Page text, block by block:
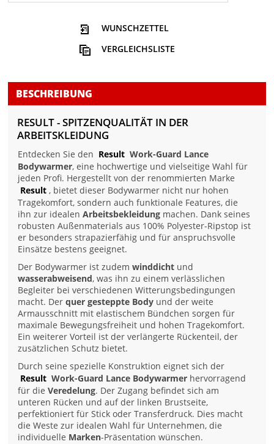
WUNSCHZETTEL
VERGLEICHSLISTE
BESCHREIBUNG
RESULT - SPITZENQUALITÄT IN DER
ARBEITSKLEIDUNG
Entdecken Sie den Result Work-Guard Lance
Bodywarmer, eine hochwertige und vielseitige Wahl für
jeden Profi. Hergestellt von der renommierten Marke
Result , bietet dieser Bodywarmer nicht nur hohen
Tragekomfort, sondern auch funktionale Features, die
ihn zur idealenArbeitsbekleidung machen. Dank seines
robusten Außenmaterials aus 100% Polyester-Ripstop ist
er besonders strapazierfähig und für anspruchsvolle
Einsätze bestens geeignet.
Der Bodywarmer ist zudemwinddicht und
wasserabweisend, was ihn zu einem verlässlichen
Begleiter bei verschiedenen Witterungsbedingungen
macht. Derquer gesteppte Body und der weite
Armausschnitt mit elastischem Bündchen sorgen für
maximale Bewegungsfreiheit und hohen Tragekomfort.
Ein weiterer Vorteil ist der verlängerte Rückenteil, der
zusätzlichen Schutz bietet.
Durch seine spezielle Konstruktion eignet sich der
Result Work-Guard Lance Bodywarmer hervorragend
für dieVeredelung. Der Zugang befindet sich am
unteren Rücken und auf der linken Brustseite,
perfektioniert für Stick oder Transferdruck. Dies macht
die Weste zur idealen Wahl für Unternehmen, die
individuelle Marken-Präsentation wünschen.